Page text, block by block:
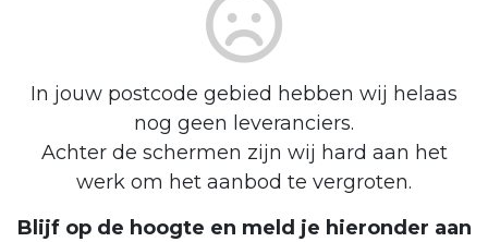
In jouw postcode gebied hebben wij helaas
nog geen leveranciers.
Achter de schermen zijn wij hard aan het
werk om het aanbod te vergroten.
Blijf op de hoogte en meld je hieronder aan